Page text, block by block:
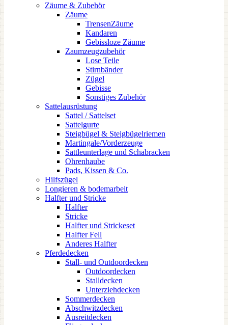
Zäume & Zubehör
Zäume
TrensenZäume
Kandaren
Gebissloze Zäume
Zaumzeugzubehör
Lose Teile
Stirnbänder
Zügel
Gebisse
Sonstiges Zubehör
Sattelausrüstung
Sattel / Sattelset
Sattelgurte
Steigbügel & Steigbügelriemen
Martingale/Vorderzeuge
Sattleunterlage und Schabracken
Ohrenhaube
Pads, Kissen & Co.
Hilfszügel
Longieren & bodemarbeit
Halfter und Stricke
Halfter
Stricke
Halfter und Strickeset
Halfter Fell
Anderes Halfter
Pferdedecken
Stall- und Outdoordecken
Outdoordecken
Stalldecken
Unterziehdecken
Sommerdecken
Abschwitzdecken
Ausreitdecken